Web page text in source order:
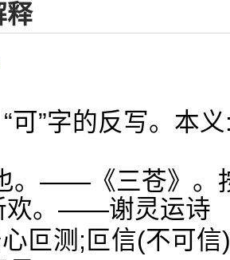
释
可”字的反写。本
。——《三苍》。
欢。——谢灵运诗
叵测;叵信(不可